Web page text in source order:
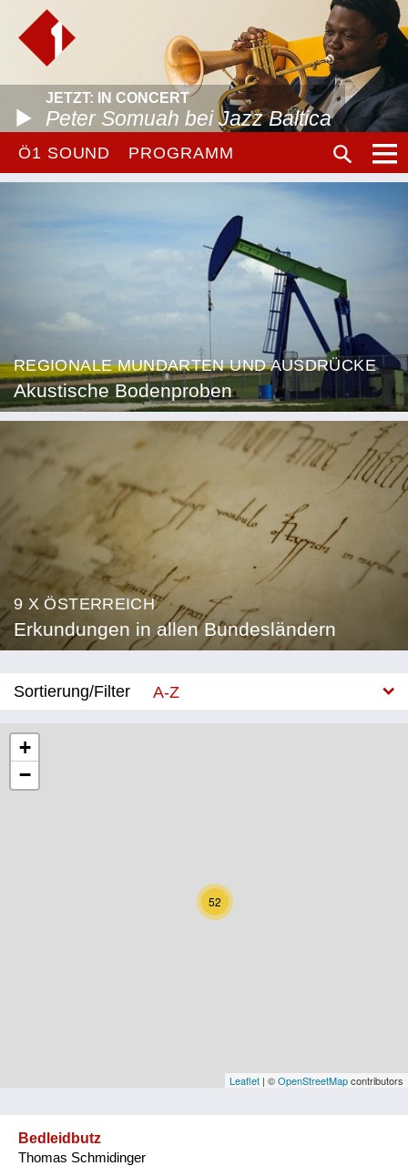
JETZT: IN CONCERT
Peter Somuah bei Jazz Baltica
Ö1 SOUND PROGRAMM
REGIONALE MUNDARTEN UND AUSDRÜCKE
Akustische Bodenproben
9 X ÖSTERREICH
Erkundungen in allen Bundesländern
Sortierung/Filter
A-Z
Niederösterreich
Oberösterreich
Vorarlberg
52
+
−
Leaflet | ©OpenStreetMapcontributors
Bedleidbutz
Thomas Schmidinger